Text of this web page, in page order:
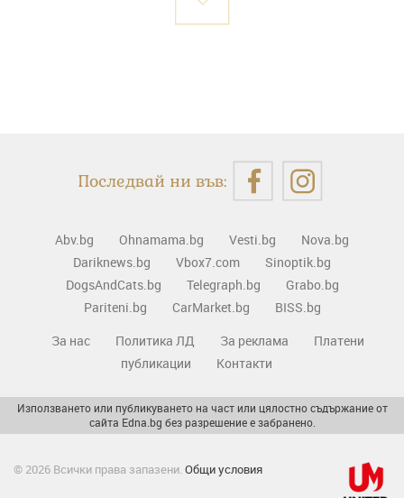
Последвай ни във:
Abv.bg Ohnamama.bg Vesti.bg
Nova.bg
Dariknews.bg
Vbox7.com
Sinoptik.bg
DogsAndCats.bg
Telegraph.bg
Grabo.bg
Pariteni.bg
CarMarket.bg
BISS.bg
За нас
Политика ЛД За реклама
Платени
публикации
Контакти
Използването или публикуването на част или цялостно съдържание от
сайта Edna.bg без разрешение е забранено.
© 2026 Всички права запазени. Общи условия